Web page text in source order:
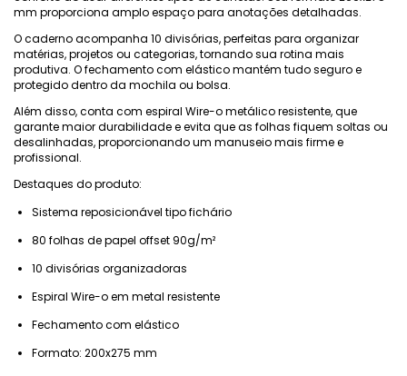
mm proporciona amplo espaço para anotações detalhadas.
O caderno acompanha 10 divisórias, perfeitas para organizar
matérias, projetos ou categorias, tornando sua rotina mais
produtiva. O fechamento com elástico mantém tudo seguro e
protegido dentro da mochila ou bolsa.
Além disso, conta com espiral Wire-o metálico resistente, que
garante maior durabilidade e evita que as folhas fiquem soltas ou
desalinhadas, proporcionando um manuseio mais firme e
profissional.
Destaques do produto:
Sistema reposicionável tipo fichário
80 folhas de papel offset 90g/m²
10 divisórias organizadoras
Espiral Wire-o em metal resistente
Fechamento com elástico
Formato: 200x275 mm